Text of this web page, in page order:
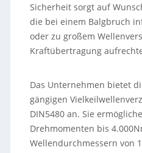
Sicherheit sorgt auf
die bei einem Balgbruch
oder zu großem
Kraftübertragung
Das Unternehmen bietet
gängigen
DIN5480 an. Sie
Drehmomenten bis
Wellendurchmessern von